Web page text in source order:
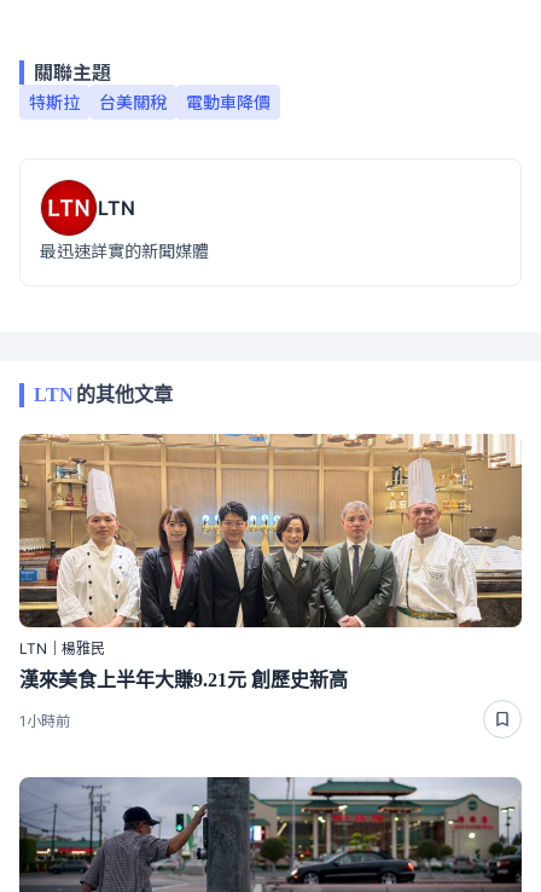
關聯主題
特斯拉 台美關稅 電動車降價
LTN
最迅速詳實的新聞媒體
LTN的其他文章
LTN｜楊雅民
漢來美食上半年大賺9.21元 創歷史新高
1小時前